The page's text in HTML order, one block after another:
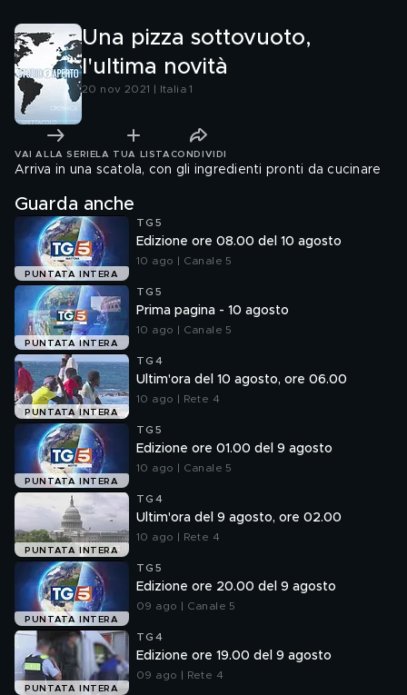
Una pizza sottovuoto,
l'ultima novità
20 nov 2021 | Italia 1
VAI ALLA SERIE LA TUA LISTA CONDIVIDI
Arriva in una scatola, con gli ingredienti pronti da cucinare
Guarda anche
PUNTATA INTERA
TG5
Edizione ore 08.00 del 10 agosto
10 ago | Canale 5
PUNTATA INTERA
TG5
Prima pagina - 10 agosto
10 ago | Canale 5
PUNTATA INTERA
TG4
Ultim'ora del 10 agosto, ore 06.00
10 ago | Rete 4
PUNTATA INTERA
TG5
Edizione ore 01.00 del 9 agosto
10 ago | Canale 5
PUNTATA INTERA
TG4
Ultim'ora del 9 agosto, ore 02.00
10 ago | Rete 4
PUNTATA INTERA
TG5
Edizione ore 20.00 del 9 agosto
09 ago | Canale 5
PUNTATA INTERA
TG4
Edizione ore 19.00 del 9 agosto
09 ago | Rete 4